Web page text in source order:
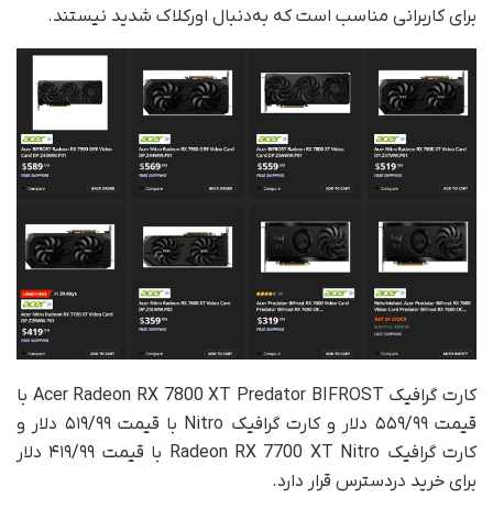
برای کاربرانی مناسب است که به‌‌دنبال اورکلاک شدید نیستند.
کارت گرافیک Acer Radeon RX 7800 XT Predator BIFROST با
قیمت ۵۵۹/۹۹ دلار و کارت گرافیک Nitro با قیمت ۵۱۹/۹۹ دلار و
کارت گرافیک Radeon RX 7700 XT Nitro با قیمت ۴۱۹/۹۹ دلار
برای خرید دردسترس قرار دارد.